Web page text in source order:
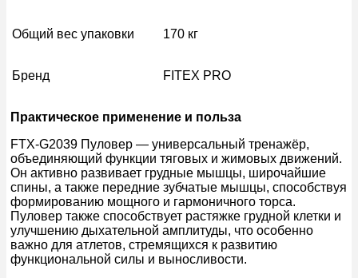
Общий вес упаковки 170 кг
Бренд FITEX PRO
Практическое применение и польза
FTX-G2039 Пуловер — универсальный тренажёр,
объединяющий функции тяговых и жимовых движений.
Он активно развивает грудные мышцы, широчайшие
спины, а также передние зубчатые мышцы, способствуя
формированию мощного и гармоничного торса.
Пуловер также способствует растяжке грудной клетки и
улучшению дыхательной амплитуды, что особенно
важно для атлетов, стремящихся к развитию
функциональной силы и выносливости.